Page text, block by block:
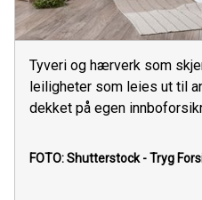
Tyveri og hærverk som
leiligheter som leies ut til
dekket på egen
FOTO: Shutterstock - Tryg